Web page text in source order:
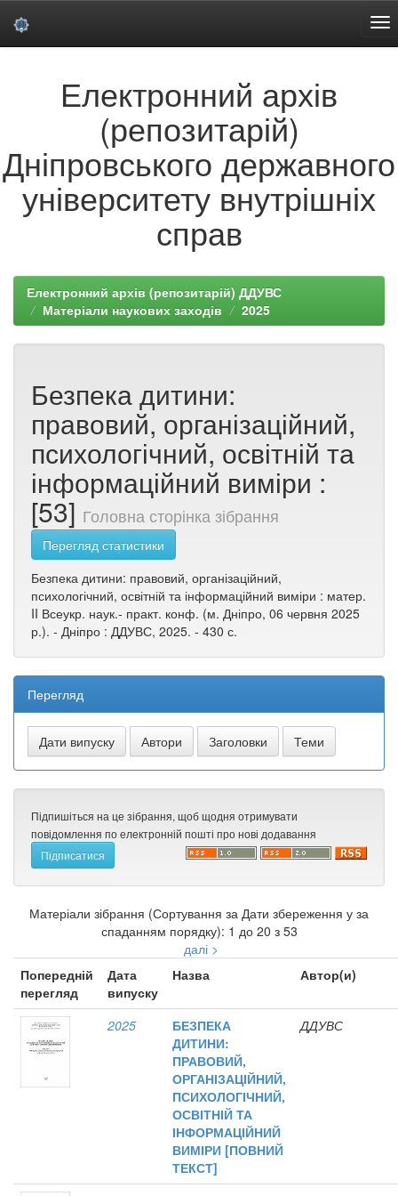
Електронний архів
(репозитарій)
Дніпровського державного
університету внутрішніх
справ
Електронний архів (репозитарій) ДДУВС
Матеріали наукових заходів
2025
Безпека дитини:
правовий, організаційний,
психологічний, освітній та
інформаційний виміри :
[53] Головна сторінка зібрання
Перегляд статистики
Безпека дитини: правовий, організаційний,
психологічний, освітній та інформаційний виміри : матер.
II Всеукр. наук.- практ. конф. (м. Дніпро, 06 червня 2025
р.). - Дніпро : ДДУВС, 2025. - 430 с.
Перегляд
Підпишіться на це зібрання, щоб щодня отримувати
повідомлення по електронній пошті про нові додавання
Матеріали зібрання (Сортування за Дати збереження у за
спаданням порядку): 1 до 20 з 53
далі >
Попередній
перегляд
Дата
випуску
Назва Автор(и)
2025
БЕЗПЕКА
ДИТИНИ:
ПРАВОВИЙ,
ОРГАНІЗАЦІЙНИЙ,
ПСИХОЛОГІЧНИЙ,
ОСВІТНІЙ ТА
ІНФОРМАЦІЙНИЙ
ВИМІРИ [ПОВНИЙ
ТЕКСТ]
ДДУВС